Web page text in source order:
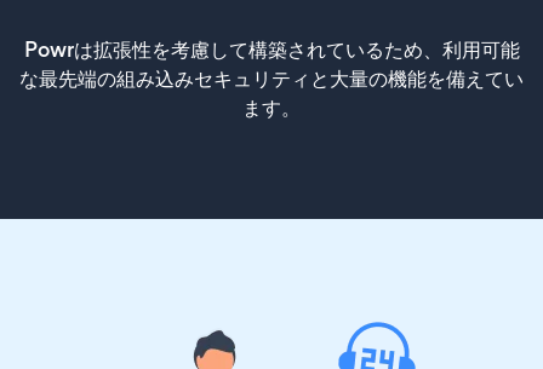
Powrは拡張性を考慮して構築されているため、利用可能
な最先端の組み込みセキュリティと大量の機能を備えてい
ます。